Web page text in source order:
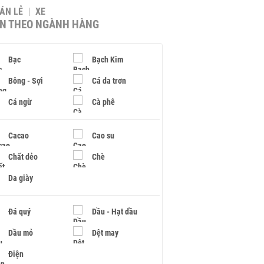
LẺ XE
THEO NGÀNH HÀNG
Bạc Bạch Kim
Bông - Sợi Cá da trơn
Cá ngừ Cà phê
Cacao Cao su
Chất dẻo Chè
Da giày
Đá quý Dầu - Hạt dầu
Dầu mỏ Dệt may
Điện